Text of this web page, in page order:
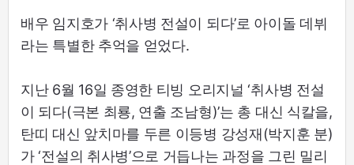
배우 임지호가 ‘취사병 전설이 되다’로 아이돌 데뷔
라는 특별한 추억을 얻었다.
지난 6월 16일 종영한 티빙 오리지널 ‘취사병 전설
이 되다(극본 최룡, 연출 조남형)’는 총 대신 식칼을,
탄띠 대신 앞치마를 두른 이등병 강성재(박지훈 분)
가 ‘전설의 취사병’으로 거듭나는 과정을 그린 밀리